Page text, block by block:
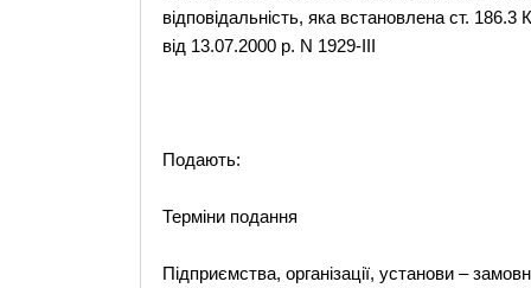
відповідальність, яка встановлена ст.
від 13.07.2000 р. N 1929-III
Подають:
Терміни подання
Підприємства, організації, установи –